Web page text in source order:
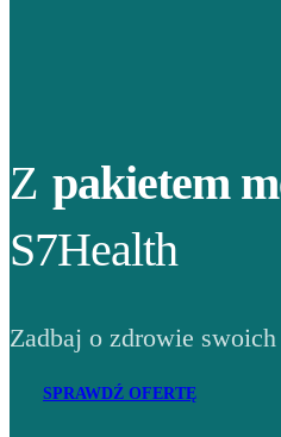
Z pakietem
S7Health
Zadbaj o zdrowie
SPRAWDŹ OFERTĘ